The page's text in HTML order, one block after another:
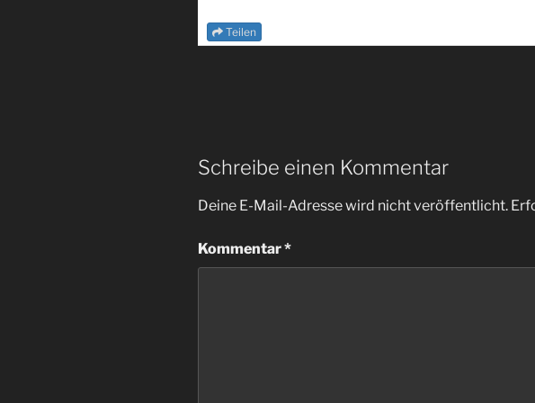
Teilen
Schreibe einen Kommentar
Deine E-Mail-Adresse wird nicht veröffentlicht.
Kommentar*